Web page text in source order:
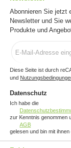
Abonnieren Sie jetzt
Newsletter und Sie
Produkte und
Mail-
Diese Seite ist durch
und
Datenschutz
Ich habe die
zur Kenntnis genommen
AGB
gelesen und bin mit ihnen